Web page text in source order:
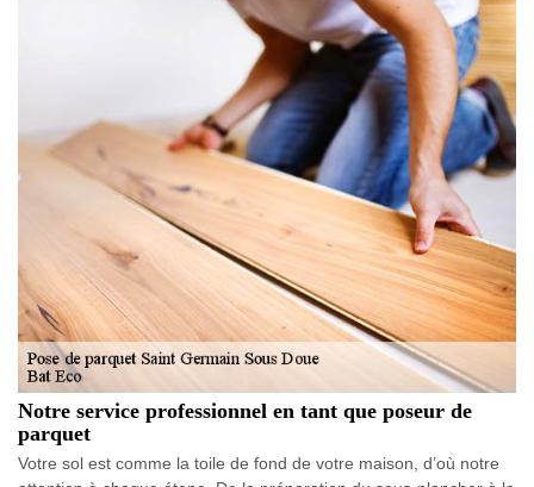
Notre service professionnel en tant que poseur de
parquet
Votre sol est comme la toile de fond de votre maison, d’où notre